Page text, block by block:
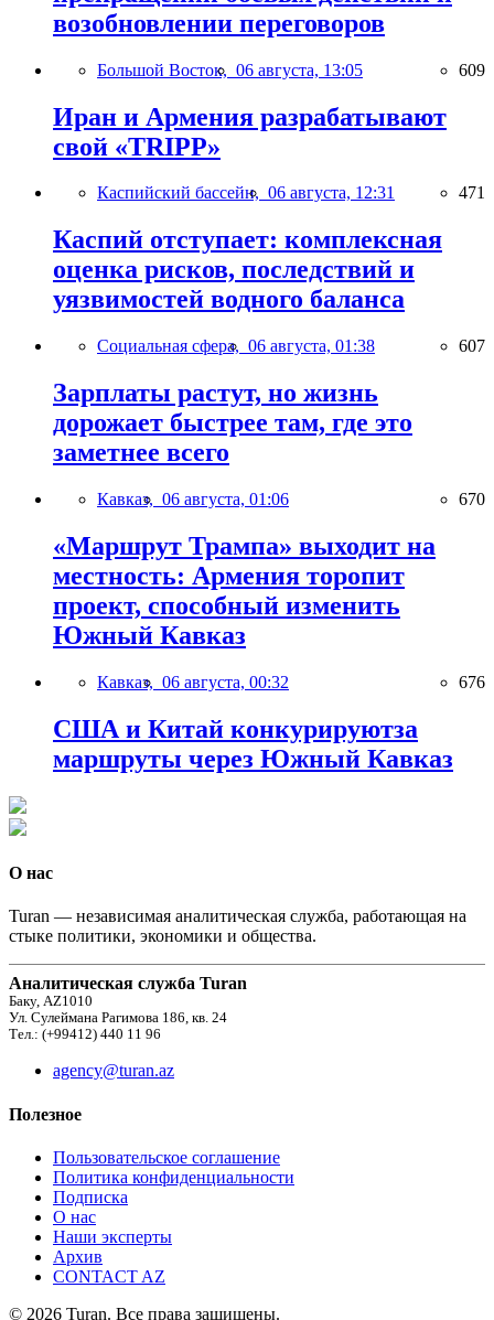
возобновлении переговоров
Большой Восток, 06 августа, 13:05 609
Иран и Армения разрабатывают
свой «TRIPP»
Каспийский бассейн, 06 августа, 12:31 471
Каспий отступает: комплексная
оценка рисков, последствий и
уязвимостей водного баланса
Социальная сфера, 06 августа, 01:38 607
Зарплаты растут, но жизнь
дорожает быстрее там, где это
заметнее всего
Кавказ, 06 августа, 01:06 670
«Маршрут Трампа» выходит на
местность: Армения торопит
проект, способный изменить
Южный Кавказ
Кавказ, 06 августа, 00:32 676
США и Китай конкурируютза
маршруты через Южный Кавказ
О нас
Turan — независимая аналитическая служба, работающая на
стыке политики, экономики и общества.
Аналитическая служба Turan
Баку, AZ1010
Ул. Сулеймана Рагимова 186, кв. 24
Тел.: (+99412) 440 11 96
agency@turan.az
Полезное
Пользовательское соглашение
Политика конфиденциальности
Подписка
О нас
Наши эксперты
Архив
CONTACT AZ
© 2026 Turan. Все права защищены.